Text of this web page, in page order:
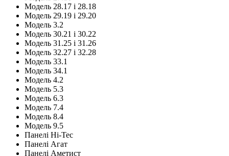
Модель 28.17 і 28.18
Модель 29.19 і 29.20
Модель 3.2
Модель 30.21 і 30.22
Модель 31.25 і 31.26
Модель 32.27 і 32.28
Модель 33.1
Модель 34.1
Модель 4.2
Модель 5.3
Модель 6.3
Модель 7.4
Модель 8.4
Модель 9.5
Панелі Hi-Tec
Панелі Агат
Панелі Аметист